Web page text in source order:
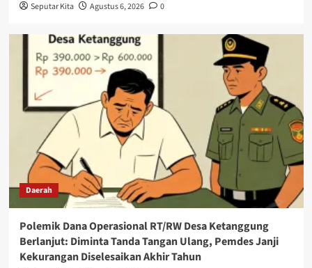
Seputar Kita Agustus 6, 2026 0
Daerah
Polemik Dana Operasional RT/RW Desa Ketanggung
Berlanjut: Diminta Tanda Tangan Ulang, Pemdes Janji
Kekurangan Diselesaikan Akhir Tahun